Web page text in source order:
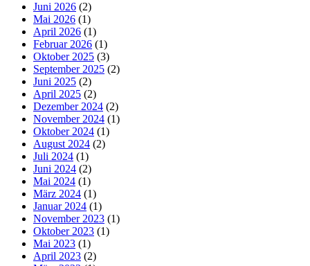
Juni 2026 (2)
Mai 2026 (1)
April 2026 (1)
Februar 2026 (1)
Oktober 2025 (3)
September 2025 (2)
Juni 2025 (2)
April 2025 (2)
Dezember 2024 (2)
November 2024 (1)
Oktober 2024 (1)
August 2024 (2)
Juli 2024 (1)
Juni 2024 (2)
Mai 2024 (1)
März 2024 (1)
Januar 2024 (1)
November 2023 (1)
Oktober 2023 (1)
Mai 2023 (1)
April 2023 (2)